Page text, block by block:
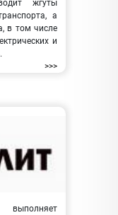
жгуты
а
в том числе
и
>>>